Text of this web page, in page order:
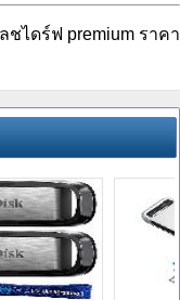
ชไดร์ฟ premium ราคา